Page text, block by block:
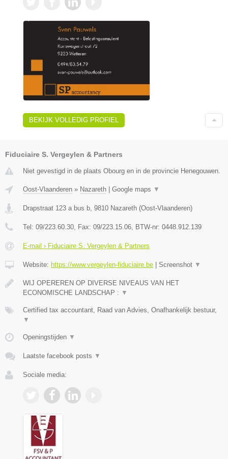
BEKIJK VOLLEDIG PROFIEL
Fiduciaire S. Vergeylen & Partners
Niet gevestigd in de plaats Obourg en in de provincie Henegouwen.
Oost-Vlaanderen » Nazareth Google maps ▼
Drapstraat 123 a bus b, 9810 Nazareth (Oost-Vlaanderen)
Tel: 09/223.60.30, Fax: 09/223.15.06, BTW-nr: 0448.912.139
E-mail › Fiduciaire S. Vergeylen & Partners
Website: https://www.vergeylen-fiduciaire.be Screenshot ▼
WIJ OPEREREN OP DIVERSE NIVEAUS VAN HET
ECONOMISCHE LANDSCHAP : ▼
Certified tax accountant, Raad van Advies, Onafhankelijk bestuur,
▼
Openingstijden ▼
Laatste facebook posts ▼
Sociale media: